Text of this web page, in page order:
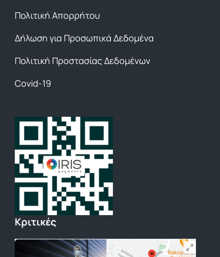
Πολιτική Απορρήτου
Δήλωση για Προσωπικά Δεδομένα
Πολιτική Προστασίας Δεδομένων
Covid-19
Κριτικές